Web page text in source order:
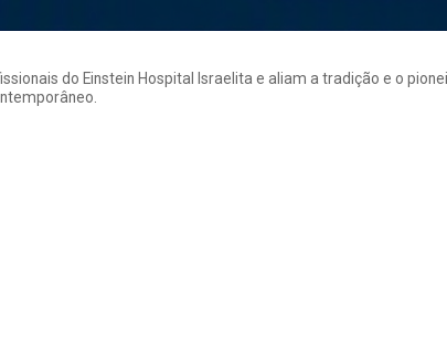
do Einstein Hospital Israelita e aliam a tradição e o